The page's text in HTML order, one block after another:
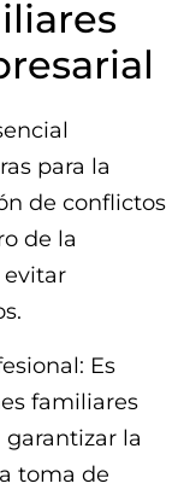
para la
de conflictos
de la
evitar
Es
familiares
garantizar la
toma de